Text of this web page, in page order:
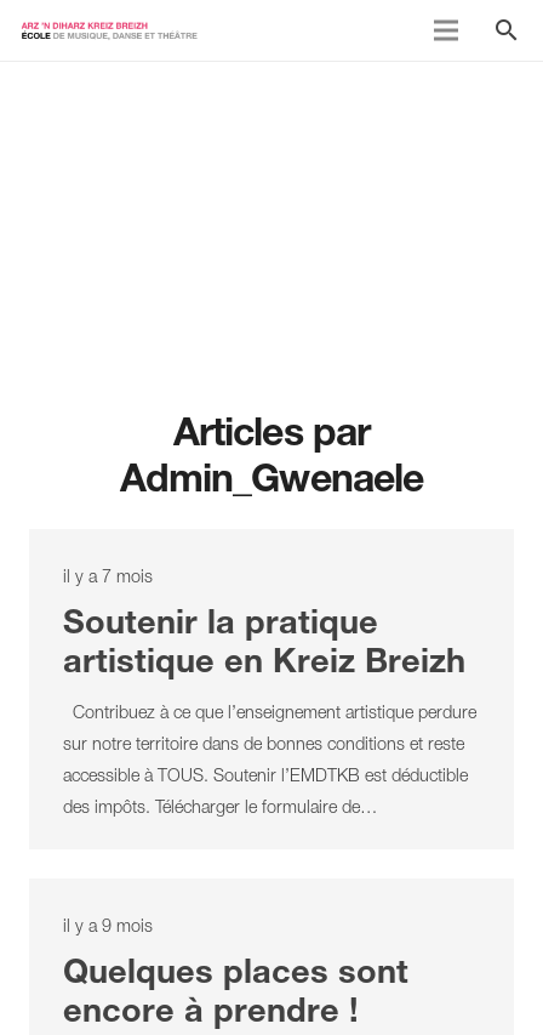
search
Articles par
Admin_Gwenaele
il y a 7 mois
Soutenir la pratique
artistique en Kreiz Breizh
Contribuez à ce que l’enseignement artistique perdure
sur notre territoire dans de bonnes conditions et reste
accessible à TOUS. Soutenir l’EMDTKB est déductible
des impôts. Télécharger le formulaire de…
il y a 9 mois
Quelques places sont
encore à prendre !